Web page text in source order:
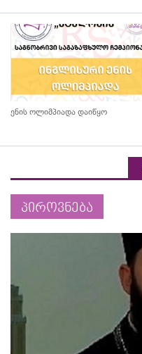
ენის ოლიმპიადა დაიწყო
პიროვნება